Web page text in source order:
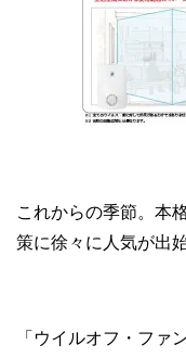
これからの季節。本
策に徐々に人気が出
「ウイルオフ・ファ